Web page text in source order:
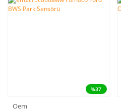
%37
Oem